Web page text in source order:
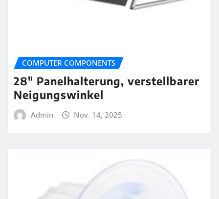
COMPUTER COMPONENTS
28″ Panelhalterung, verstellbarer
Neigungswinkel
Admin Nov. 14, 2025